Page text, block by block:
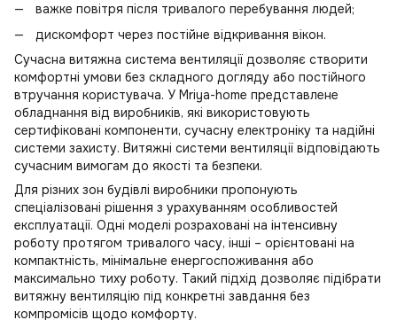
важке повітря після тривалого перебування людей;
дискомфорт через постійне відкривання вікон.
Сучасна витяжна система вентиляції дозволяє створити
комфортні умови без складного догляду або постійного
втручання користувача. У Mriya-home представлене
обладнання від виробників, які використовують
сертифіковані компоненти, сучасну електроніку та надійні
системи захисту. Витяжні системи вентиляції відповідають
сучасним вимогам до якості та безпеки.
Для різних зон будівлі виробники пропонують
спеціалізовані рішення з урахуванням особливостей
експлуатації. Одні моделі розраховані на інтенсивну
роботу протягом тривалого часу, інші – орієнтовані на
компактність, мінімальне енергоспоживання або
максимально тиху роботу. Такий підхід дозволяє підібрати
витяжну вентиляцію під конкретні завдання без
компромісів щодо комфорту.